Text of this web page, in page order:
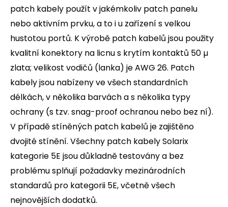
patch kabely použít v jakémkoliv patch panelu
nebo aktivním prvku, a to i u zařízení s velkou
hustotou portů. K výrobě patch kabelů jsou použity
kvalitní konektory na licnu s krytím kontaktů 50 µ
zlata; velikost vodičů (lanka) je AWG 26. Patch
kabely jsou nabízeny ve všech standardních
délkách, v několika barvách a s několika typy
ochrany (s tzv. snag-proof ochranou nebo bez ní).
V případě stíněných patch kabelů je zajištěno
dvojité stínění. Všechny patch kabely Solarix
kategorie 5E jsou důkladně testovány a bez
problému splňují požadavky mezinárodních
standardů pro kategorii 5E, včetně všech
nejnovějších dodatků.